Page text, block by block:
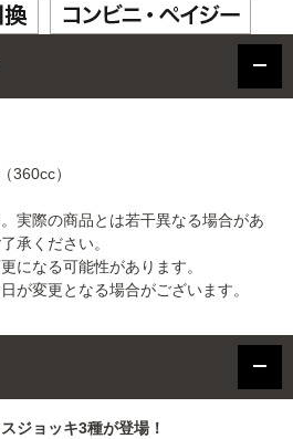
360cc）
実際の商品とは若干異なる場合があ
承ください。
になる可能性があります。
が変更となる場合がございます。
ジョッキ3種が登場！